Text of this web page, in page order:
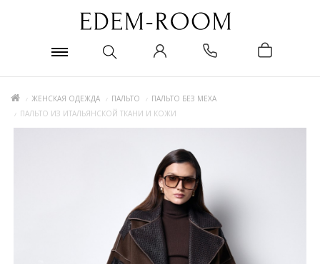
ЖЕНСКАЯ ОДЕЖДА ПАЛЬТО
ПАЛЬТО БЕЗ МЕХА
ПАЛЬТО ИЗ ИТАЛЬЯНСКОЙ ТКАНИ И КОЖИ